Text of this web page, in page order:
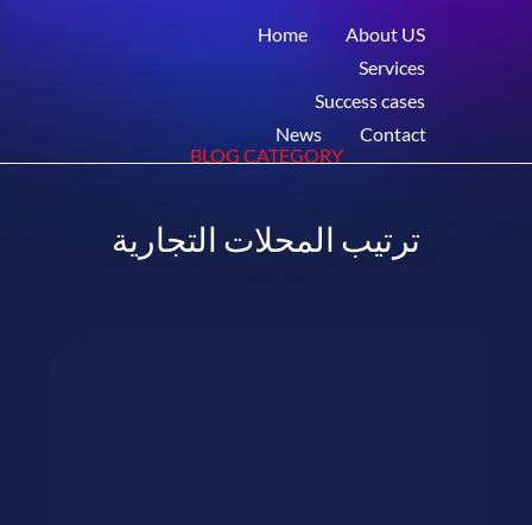
Home
About US
Services
Success cases
News
Contact
BLOG CATEGORY
ترتيب المحلات التجارية